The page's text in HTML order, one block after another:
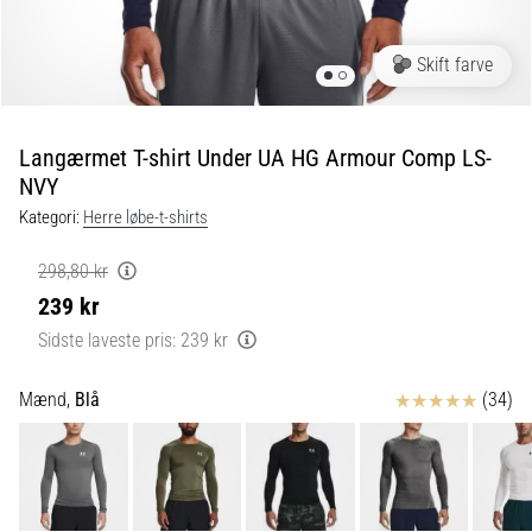
de?
praksis
shuttle
run-
testen
smidighed
og
retningsskift.
Hvordan
udføres
den
Skift farve
Langærmet T-shirt Under UA HG Armour Comp LS-
NVY
Kategori: Herre løbe-t-shirts
298,80 kr
239 kr
Sidste laveste pris: 239 kr
Mænd, Blå Anmeldelser (34)